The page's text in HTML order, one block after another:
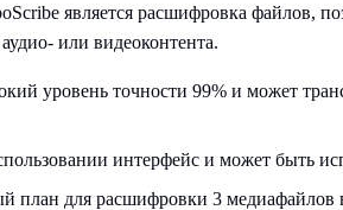
является расшифровка файлов,
или видеоконтента.
уровень точности 99% и может
интерфейс и может быть
план для расшифровки 3 медиафайлов